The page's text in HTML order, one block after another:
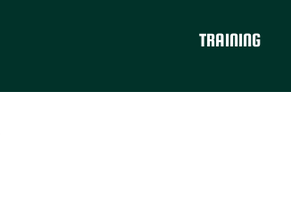
TRAINING